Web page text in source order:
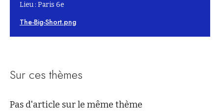
Lieu : Paris 6e
The-Big-Short.png
Sur ces thèmes
Pas d'article sur le même thème